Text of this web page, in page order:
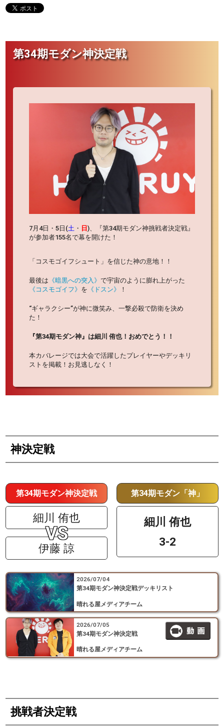
第34期モダン神決定戦
7月4日・5日(土 ・ 日)、『第34期モダン神挑戦者決定戦』
が参加者155名で幕を開けた！
「コスモゴイフシュート」を信じた神の意地！！
最後は 《暗黒への突入》で宇宙のように膨れ上がった
《コスモゴイフ》 を 《ドスン》 ！
“ギャラクシー”が神に微笑み、一撃必殺で防衛を決め
た！
『第34期モダン神』は細川 侑也！おめでとう！！
本カバレージでは大会で活躍したプレイヤーやデッキリ
ストを掲載！お見逃しなく！
神決定戦
第34期モダン神決定戦
細川 侑也
伊藤 諒
第34期モダン「神」
細川 侑也
3-2
2026/07/04
第34期モダン神決定戦デッキリスト
晴れる屋メディアチーム
2026/07/05
第34期モダン神決定戦
晴れる屋メディアチーム
挑戦者決定戦